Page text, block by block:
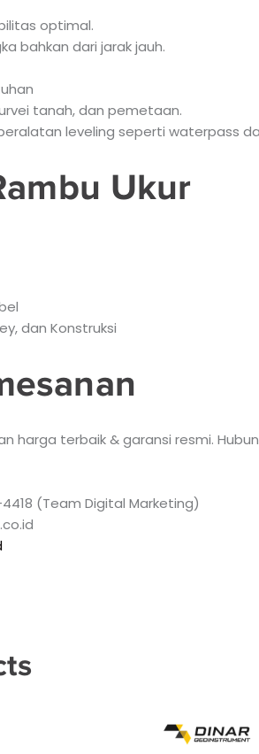
optimal.
bahkan dari jarak jauh.
tanah, dan pemetaan.
leveling seperti waterpass
Ukur
dan Konstruksi
harga terbaik & garansi resmi.
(Team Digital Marketing)